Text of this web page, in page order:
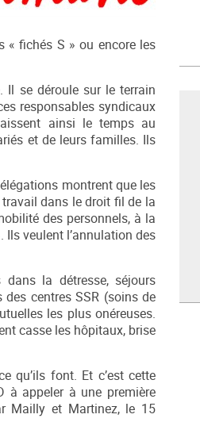
« fichés S » ou encore les
Il se déroule sur le terrain
responsables syndicaux
ainsi le temps au
et de leurs familles. Ils
montrent que les
travail dans le droit fil de la
des personnels, à la
Ils veulent l’annulation des
la détresse, séjours
centres SSR (soins de
les plus onéreuses.
casse les hôpitaux, brise
qu’ils font. Et c’est cette
à appeler à une première
Mailly et Martinez, le 15